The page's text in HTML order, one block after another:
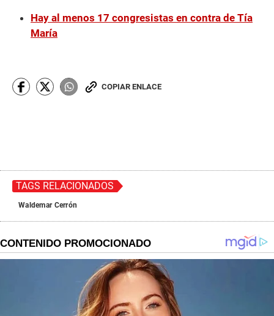
Hay al menos 17 congresistas en contra de Tía
María
COPIAR ENLACE
TAGS RELACIONADOS
Waldemar Cerrón